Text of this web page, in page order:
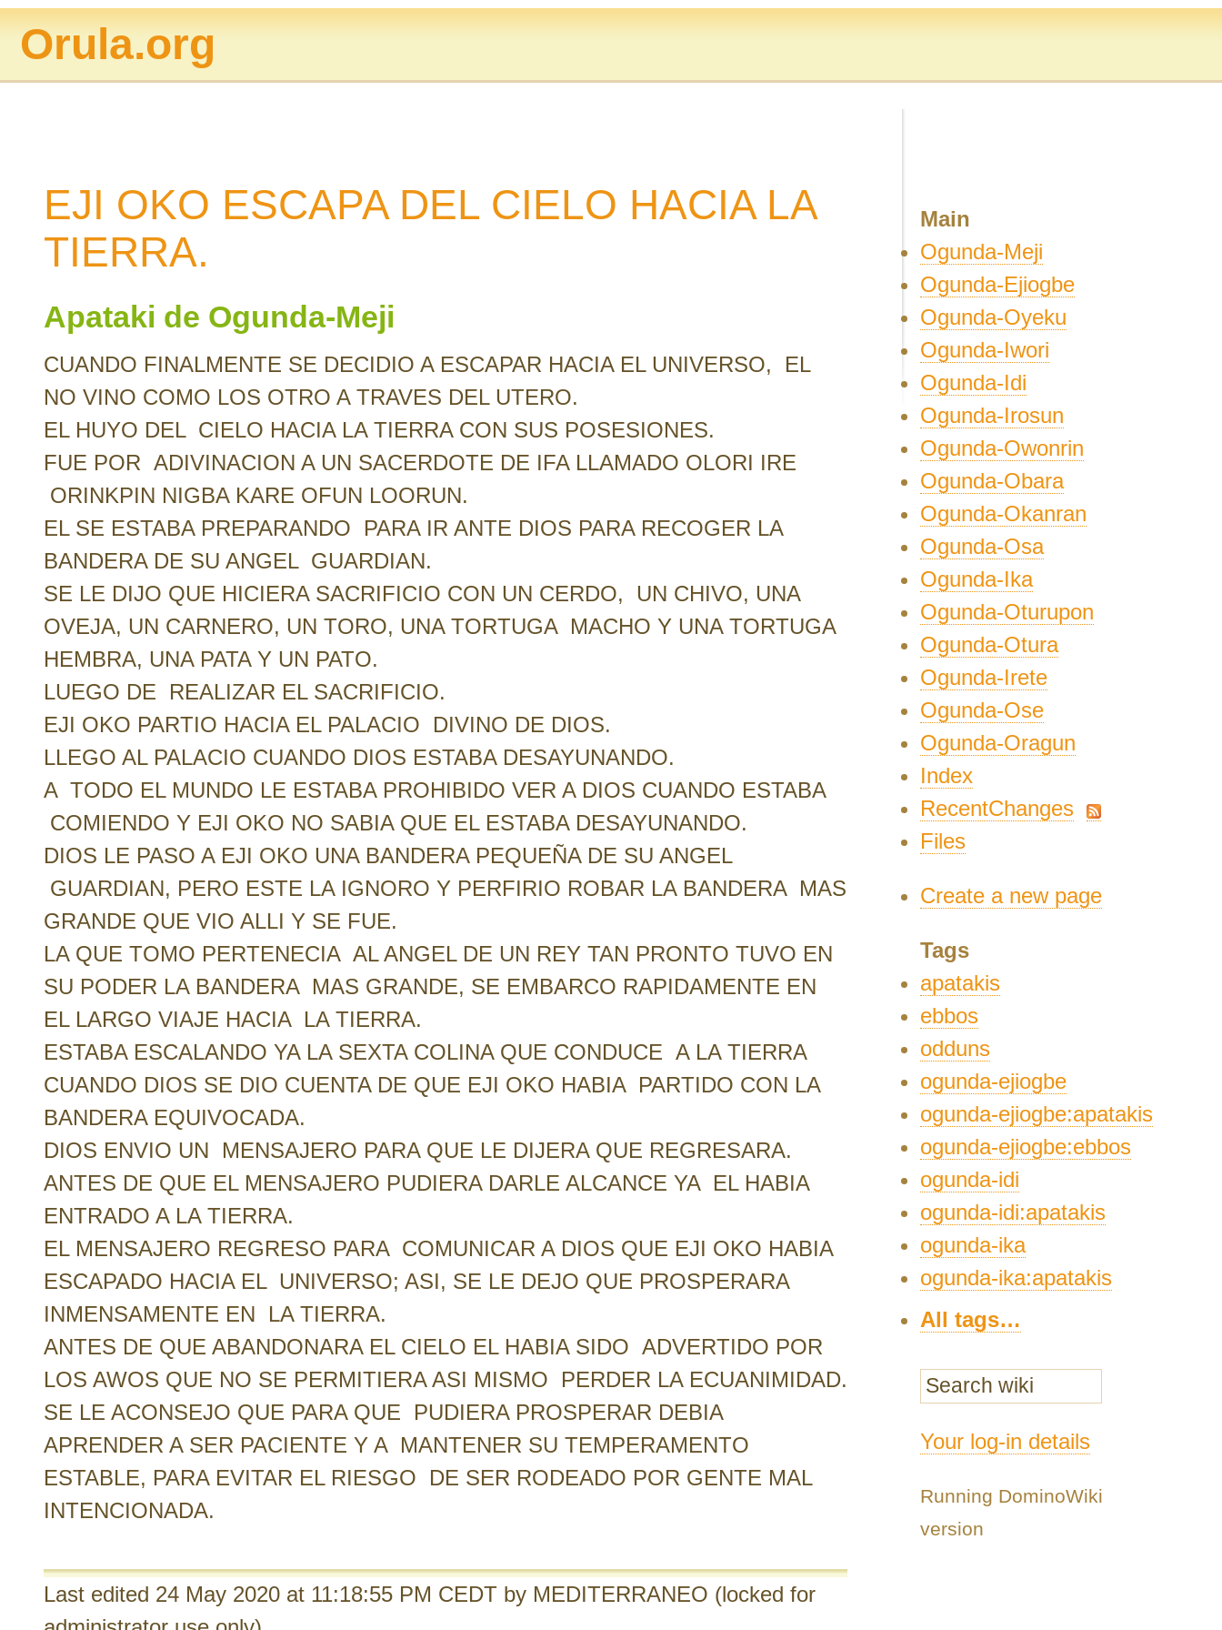
Orula.org
EJI OKO ESCAPA DEL CIELO HACIA LA
TIERRA.
Apataki de Ogunda-Meji
CUANDO FINALMENTE SE DECIDIO A ESCAPAR HACIA EL UNIVERSO, EL
NO VINO COMO LOS OTRO A TRAVES DEL UTERO.
EL HUYO DEL CIELO HACIA LA TIERRA CON SUS POSESIONES.
FUE POR ADIVINACION A UN SACERDOTE DE IFA LLAMADO OLORI IRE
ORINKPIN NIGBA KARE OFUN LOORUN.
EL SE ESTABA PREPARANDO PARA IR ANTE DIOS PARA RECOGER LA
BANDERA DE SU ANGEL GUARDIAN.
SE LE DIJO QUE HICIERA SACRIFICIO CON UN CERDO, UN CHIVO, UNA
OVEJA, UN CARNERO, UN TORO, UNA TORTUGA MACHO Y UNA TORTUGA
HEMBRA, UNA PATA Y UN PATO.
LUEGO DE REALIZAR EL SACRIFICIO.
EJI OKO PARTIO HACIA EL PALACIO DIVINO DE DIOS.
LLEGO AL PALACIO CUANDO DIOS ESTABA DESAYUNANDO.
A TODO EL MUNDO LE ESTABA PROHIBIDO VER A DIOS CUANDO ESTABA
COMIENDO Y EJI OKO NO SABIA QUE EL ESTABA DESAYUNANDO.
DIOS LE PASO A EJI OKO UNA BANDERA PEQUEÑA DE SU ANGEL
GUARDIAN, PERO ESTE LA IGNORO Y PERFIRIO ROBAR LA BANDERA MAS
GRANDE QUE VIO ALLI Y SE FUE.
LA QUE TOMO PERTENECIA AL ANGEL DE UN REY TAN PRONTO TUVO EN
SU PODER LA BANDERA MAS GRANDE, SE EMBARCO RAPIDAMENTE EN
EL LARGO VIAJE HACIA LA TIERRA.
ESTABA ESCALANDO YA LA SEXTA COLINA QUE CONDUCE A LA TIERRA
CUANDO DIOS SE DIO CUENTA DE QUE EJI OKO HABIA PARTIDO CON LA
BANDERA EQUIVOCADA.
DIOS ENVIO UN MENSAJERO PARA QUE LE DIJERA QUE REGRESARA.
ANTES DE QUE EL MENSAJERO PUDIERA DARLE ALCANCE YA EL HABIA
ENTRADO A LA TIERRA.
EL MENSAJERO REGRESO PARA COMUNICAR A DIOS QUE EJI OKO HABIA
ESCAPADO HACIA EL UNIVERSO; ASI, SE LE DEJO QUE PROSPERARA
INMENSAMENTE EN LA TIERRA.
ANTES DE QUE ABANDONARA EL CIELO EL HABIA SIDO ADVERTIDO POR
LOS AWOS QUE NO SE PERMITIERA ASI MISMO PERDER LA ECUANIMIDAD.
SE LE ACONSEJO QUE PARA QUE PUDIERA PROSPERAR DEBIA
APRENDER A SER PACIENTE Y A MANTENER SU TEMPERAMENTO
ESTABLE, PARA EVITAR EL RIESGO DE SER RODEADO POR GENTE MAL
INTENCIONADA.
Last edited 24 May 2020 at 11:18:55 PM CEDT by MEDITERRANEO (locked for
Main
Ogunda-Meji
Ogunda-Ejiogbe
Ogunda-Oyeku
Ogunda-Iwori
Ogunda-Idi
Ogunda-Irosun
Ogunda-Owonrin
Ogunda-Obara
Ogunda-Okanran
Ogunda-Osa
Ogunda-Ika
Ogunda-Oturupon
Ogunda-Otura
Ogunda-Irete
Ogunda-Ose
Ogunda-Oragun
Index
RecentChanges
Files
Create a new page
Tags
apatakis
ebbos
odduns
ogunda-ejiogbe
ogunda-ejiogbe:apatakis
ogunda-ejiogbe:ebbos
ogunda-idi
ogunda-idi:apatakis
ogunda-ika
ogunda-ika:apatakis
All tags…
Your log-in details
Running DominoWiki
version